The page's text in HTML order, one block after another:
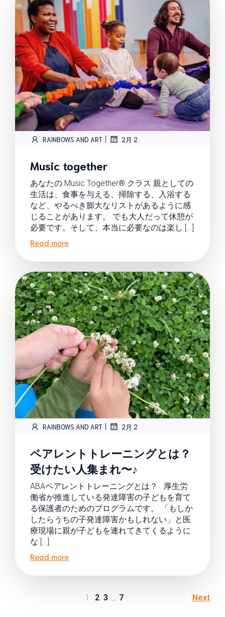
RAINBOWS AND ART | 2月 2
Music together
あなたの Music Together® クラス 親としての
生活は、食事を与える、掃除する、入浴する
など、やるべき膨大なリストがあるように感
じることがあります。 でも大人だって休憩が
必要です。そして、本当に必要なのは楽し […]
Read more
RAINBOWS AND ART | 2月 2
ペアレントトレーニングとは？
受けたい人集まれ〜♪
ABAペアレントトレーニングとは？ 厚生労
働省が推進している発達障害の子どもを育て
る保護者のためのプログラムです。 「もしか
したらうちの子発達障害かもしれない」と医
療現場に親が子どもを連れてきてくるように
な […]
Read more
1 2 3 … 7 Next